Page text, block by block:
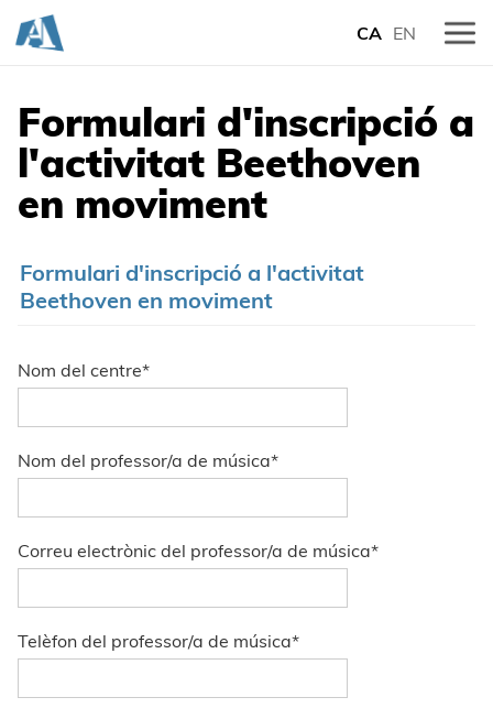
CA EN
Formulari d'inscripció a
l'activitat Beethoven
en moviment
Formulari d'inscripció a l'activitat
Beethoven en moviment
Nom del centre*
Nom del professor/a de música*
Correu electrònic del professor/a de música*
Telèfon del professor/a de música*